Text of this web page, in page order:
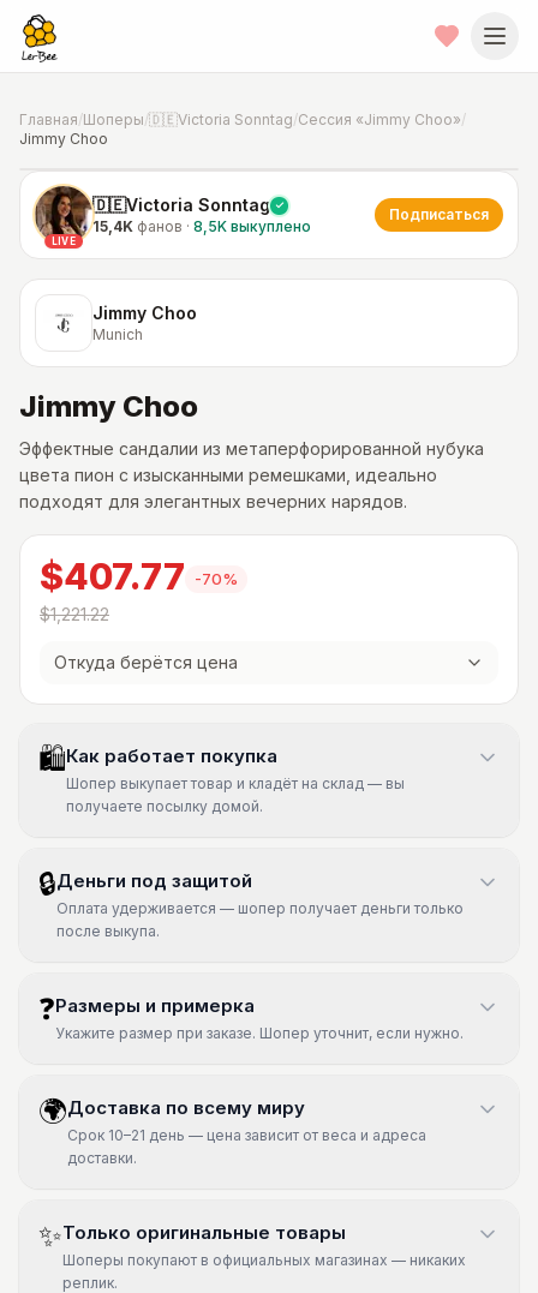
Главная/Шоперы/🇩🇪Victoria Sonntag/Сессия «Jimmy Choo»/
Jimmy Choo
📍Фото от шопера ·Munich
LIVE
🇩🇪Victoria Sonntag
15,4K фанов · 8,5K выкуплено
Подписаться
Jimmy Choo
Munich
Jimmy Choo
Эффектные сандалии из метаперфорированной нубука
цвета пион с изысканными ремешками, идеально
подходят для элегантных вечерних нарядов.
$407.77 -70%
$1,221.22
Откуда берётся цена
🛍Как работает покупка
Шопер выкупает товар и кладёт на склад — вы
получаете посылку домой.
🔒Деньги под защитой
Оплата удерживается — шопер получает деньги только
после выкупа.
❓Размеры и примерка
Укажите размер при заказе. Шопер уточнит, если нужно.
🌍Доставка по всему миру
Срок 10–21 день — цена зависит от веса и адреса
доставки.
✨Только оригинальные товары
Шоперы покупают в официальных магазинах — никаких
реплик.